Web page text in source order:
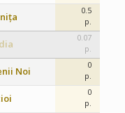
0.5
p.
0.07
p.
Noi
0
p.
0
p.